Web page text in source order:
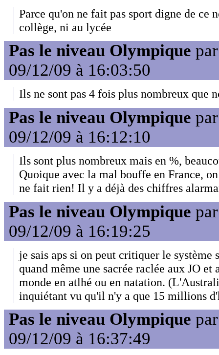
Parce qu'on ne fait pas sport digne de ce
collège, ni au lycée
Pas le niveau Olympique
09/12/09 à 16:03:50
Ils ne sont pas 4 fois plus nombreux que
Pas le niveau Olympique
09/12/09 à 16:12:10
Ils sont plus nombreux mais en %,
Quoique avec la mal bouffe en France,
ne fait rien! Il y a déjà des chiffres
Pas le niveau Olympique
09/12/09 à 16:19:25
je sais aps si on peut critiquer le
quand même une sacrée raclée aux JO et
monde en atlhé ou en natation.
inquiétant vu qu'il n'y a que 15 millions
Pas le niveau Olympique
09/12/09 à 16:37:49